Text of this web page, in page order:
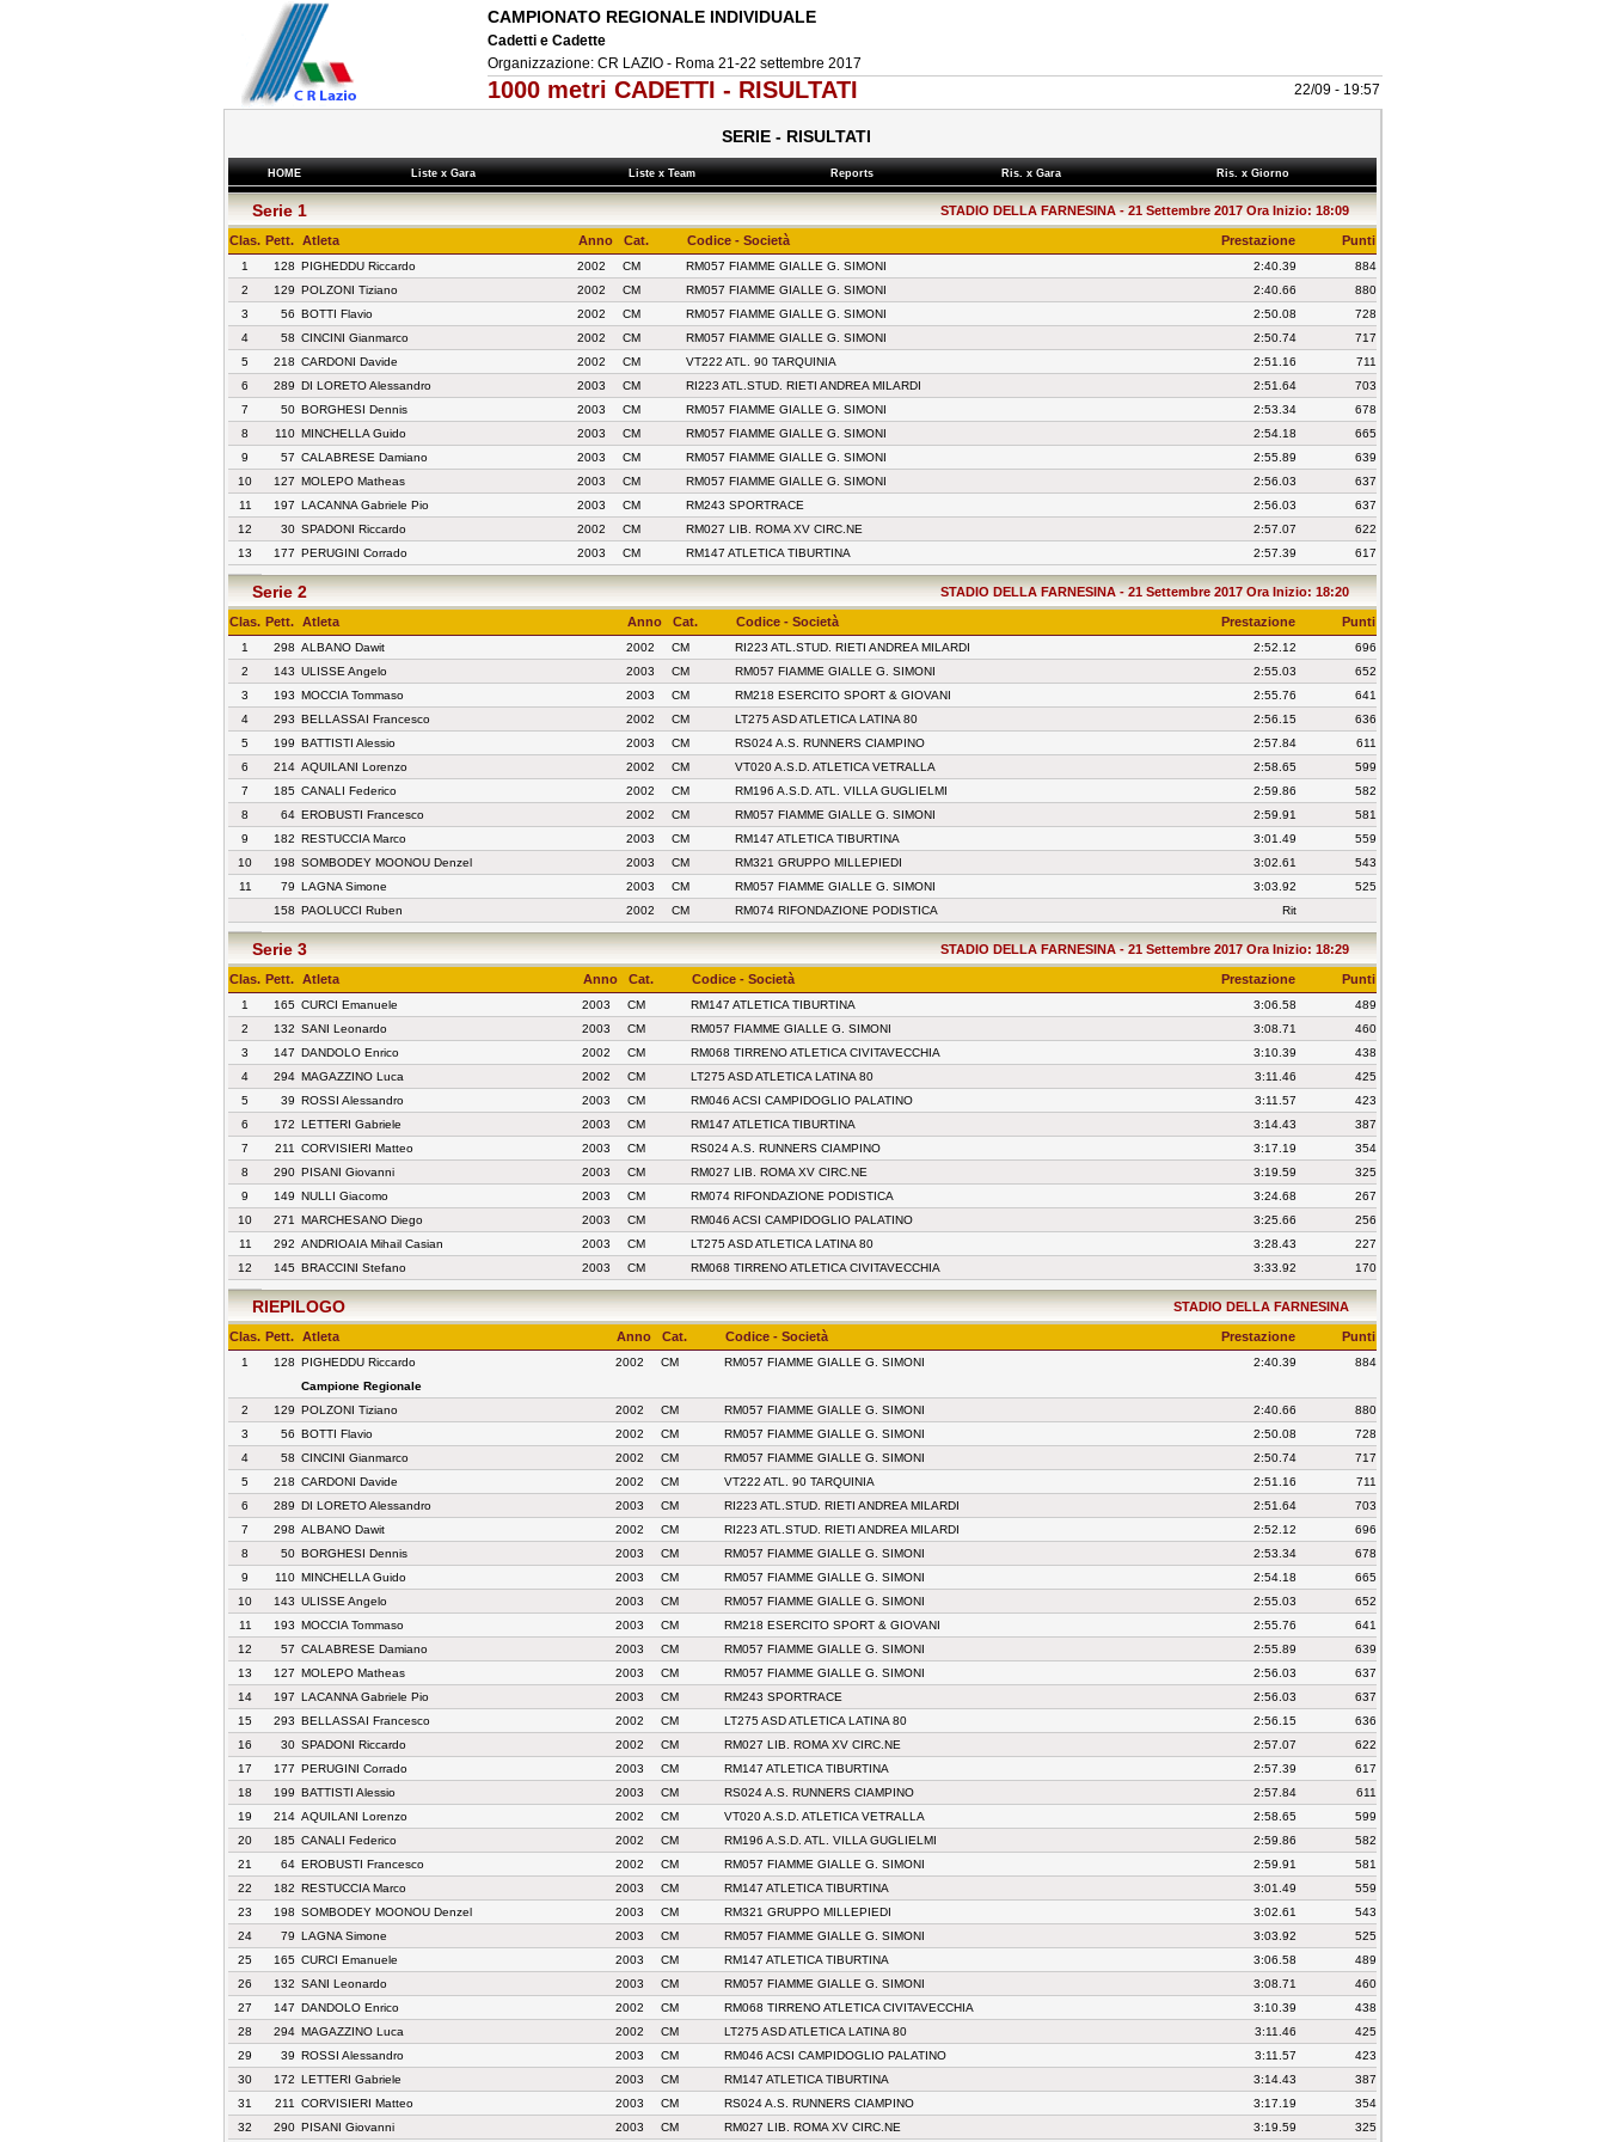
CAMPIONATO REGIONALE INDIVIDUALE
Cadetti e Cadette
Organizzazione: CR LAZIO - Roma 21-22 settembre 2017
1000 metri CADETTI - RISULTATI 22/09 - 19:57
SERIE - RISULTATI
HOME Liste x Gara Liste x Team Reports Ris. x Gara Ris. x Giorno
Serie 1 STADIO DELLA FARNESINA - 21 Settembre 2017 Ora Inizio: 18:09
Clas. Pett. Atleta Anno Cat. Codice - Società Prestazione Punti
1 128 PIGHEDDU Riccardo 2002 CM RM057 FIAMME GIALLE G. SIMONI 2:40.39
884
2
129 POLZONI Tiziano 2002 CM RM057 FIAMME GIALLE G. SIMONI 2:40.66
880
3
56 BOTTI Flavio 2002 CM RM057 FIAMME GIALLE G. SIMONI 2:50.08
728
4
58 CINCINI Gianmarco 2002 CM RM057 FIAMME GIALLE G. SIMONI 2:50.74
717
5
218 CARDONI Davide 2002 CM VT222 ATL. 90 TARQUINIA 2:51.16
711
6
289 DI LORETO Alessandro 2003 CM RI223 ATL.STUD. RIETI ANDREA MILARDI 2:51.64
703
7
50 BORGHESI Dennis 2003 CM RM057 FIAMME GIALLE G. SIMONI 2:53.34
678
8
110 MINCHELLA Guido 2003 CM RM057 FIAMME GIALLE G. SIMONI 2:54.18
665
9
57 CALABRESE Damiano 2003 CM RM057 FIAMME GIALLE G. SIMONI 2:55.89
639
10
127 MOLEPO Matheas 2003 CM RM057 FIAMME GIALLE G. SIMONI 2:56.03
637
11
197 LACANNA Gabriele Pio 2003 CM RM243 SPORTRACE 2:56.03
637
12
30 SPADONI Riccardo 2002 CM RM027 LIB. ROMA XV CIRC.NE 2:57.07
622
13
177 PERUGINI Corrado 2003 CM RM147 ATLETICA TIBURTINA 2:57.39 617
Serie 2 STADIO DELLA FARNESINA - 21 Settembre 2017 Ora Inizio: 18:20
Clas. Pett. Atleta Anno Cat. Codice - Società Prestazione Punti
1 298 ALBANO Dawit 2002 CM RI223 ATL.STUD. RIETI ANDREA MILARDI 2:52.12
696
2
143 ULISSE Angelo 2003 CM RM057 FIAMME GIALLE G. SIMONI 2:55.03
652
3
193 MOCCIA Tommaso 2003 CM RM218 ESERCITO SPORT & GIOVANI 2:55.76
641
4
293 BELLASSAI Francesco 2002 CM LT275 ASD ATLETICA LATINA 80 2:56.15
636
5
199 BATTISTI Alessio 2003 CM RS024 A.S. RUNNERS CIAMPINO 2:57.84
611
6
214 AQUILANI Lorenzo 2002 CM VT020 A.S.D. ATLETICA VETRALLA 2:58.65
599
7
185 CANALI Federico 2002 CM RM196 A.S.D. ATL. VILLA GUGLIELMI 2:59.86
582
8
64 EROBUSTI Francesco 2002 CM RM057 FIAMME GIALLE G. SIMONI 2:59.91
581
9
182 RESTUCCIA Marco 2003 CM RM147 ATLETICA TIBURTINA 3:01.49
559
10
198 SOMBODEY MOONOU Denzel 2003 CM RM321 GRUPPO MILLEPIEDI 3:02.61
543
11
79 LAGNA Simone 2003 CM RM057 FIAMME GIALLE G. SIMONI 3:03.92
525
158 PAOLUCCI Ruben 2002 CM RM074 RIFONDAZIONE PODISTICA Rit
Serie 3 STADIO DELLA FARNESINA - 21 Settembre 2017 Ora Inizio: 18:29
Clas. Pett. Atleta Anno Cat. Codice - Società Prestazione Punti
1 165 CURCI Emanuele 2003 CM RM147 ATLETICA TIBURTINA 3:06.58
489
2
132 SANI Leonardo 2003 CM RM057 FIAMME GIALLE G. SIMONI 3:08.71
460
3
147 DANDOLO Enrico 2002 CM RM068 TIRRENO ATLETICA CIVITAVECCHIA 3:10.39
438
4
294 MAGAZZINO Luca 2002 CM LT275 ASD ATLETICA LATINA 80 3:11.46
425
5
39 ROSSI Alessandro 2003 CM RM046 ACSI CAMPIDOGLIO PALATINO 3:11.57
423
6
172 LETTERI Gabriele 2003 CM RM147 ATLETICA TIBURTINA 3:14.43
387
7
211 CORVISIERI Matteo 2003 CM RS024 A.S. RUNNERS CIAMPINO 3:17.19
354
8
290 PISANI Giovanni 2003 CM RM027 LIB. ROMA XV CIRC.NE 3:19.59
325
9
149 NULLI Giacomo 2003 CM RM074 RIFONDAZIONE PODISTICA 3:24.68
267
10
271 MARCHESANO Diego 2003 CM RM046 ACSI CAMPIDOGLIO PALATINO 3:25.66
256
11
292 ANDRIOAIA Mihail Casian 2003 CM LT275 ASD ATLETICA LATINA 80 3:28.43
227
12
145 BRACCINI Stefano 2003 CM RM068 TIRRENO ATLETICA CIVITAVECCHIA 3:33.92 170
RIEPILOGO STADIO DELLA FARNESINA
Clas. Pett. Atleta Anno Cat. Codice - Società Prestazione Punti
1 128 PIGHEDDU Riccardo 2002 CM RM057 FIAMME GIALLE G. SIMONI 2:40.39
884
Campione Regionale
2
129 POLZONI Tiziano 2002 CM RM057 FIAMME GIALLE G. SIMONI 2:40.66
880
3
56 BOTTI Flavio 2002 CM RM057 FIAMME GIALLE G. SIMONI 2:50.08
728
4
58 CINCINI Gianmarco 2002 CM RM057 FIAMME GIALLE G. SIMONI 2:50.74
717
5
218 CARDONI Davide 2002 CM VT222 ATL. 90 TARQUINIA 2:51.16
711
6
289 DI LORETO Alessandro 2003 CM RI223 ATL.STUD. RIETI ANDREA MILARDI 2:51.64
703
7
298 ALBANO Dawit 2002 CM RI223 ATL.STUD. RIETI ANDREA MILARDI 2:52.12
696
8
50 BORGHESI Dennis 2003 CM RM057 FIAMME GIALLE G. SIMONI 2:53.34
678
9
110 MINCHELLA Guido 2003 CM RM057 FIAMME GIALLE G. SIMONI 2:54.18
665
10
143 ULISSE Angelo 2003 CM RM057 FIAMME GIALLE G. SIMONI 2:55.03
652
11
193 MOCCIA Tommaso 2003 CM RM218 ESERCITO SPORT & GIOVANI 2:55.76
641
12
57 CALABRESE Damiano 2003 CM RM057 FIAMME GIALLE G. SIMONI 2:55.89
639
13
127 MOLEPO Matheas 2003 CM RM057 FIAMME GIALLE G. SIMONI 2:56.03
637
14
197 LACANNA Gabriele Pio 2003 CM RM243 SPORTRACE 2:56.03
637
15
293 BELLASSAI Francesco 2002 CM LT275 ASD ATLETICA LATINA 80 2:56.15
636
16
30 SPADONI Riccardo 2002 CM RM027 LIB. ROMA XV CIRC.NE 2:57.07
622
17
177 PERUGINI Corrado 2003 CM RM147 ATLETICA TIBURTINA 2:57.39
617
18
199 BATTISTI Alessio 2003 CM RS024 A.S. RUNNERS CIAMPINO 2:57.84
611
19
214 AQUILANI Lorenzo 2002 CM VT020 A.S.D. ATLETICA VETRALLA 2:58.65
599
20
185 CANALI Federico 2002 CM RM196 A.S.D. ATL. VILLA GUGLIELMI 2:59.86
582
21
64 EROBUSTI Francesco 2002 CM RM057 FIAMME GIALLE G. SIMONI 2:59.91
581
22
182 RESTUCCIA Marco 2003 CM RM147 ATLETICA TIBURTINA 3:01.49
559
23
198 SOMBODEY MOONOU Denzel 2003 CM RM321 GRUPPO MILLEPIEDI 3:02.61
543
24
79 LAGNA Simone 2003 CM RM057 FIAMME GIALLE G. SIMONI 3:03.92
525
25
165 CURCI Emanuele 2003 CM RM147 ATLETICA TIBURTINA 3:06.58
489
26
132 SANI Leonardo 2003 CM RM057 FIAMME GIALLE G. SIMONI 3:08.71
460
27
147 DANDOLO Enrico 2002 CM RM068 TIRRENO ATLETICA CIVITAVECCHIA 3:10.39
438
28
294 MAGAZZINO Luca 2002 CM LT275 ASD ATLETICA LATINA 80 3:11.46
425
29
39 ROSSI Alessandro 2003 CM RM046 ACSI CAMPIDOGLIO PALATINO 3:11.57
423
30
172 LETTERI Gabriele 2003 CM RM147 ATLETICA TIBURTINA 3:14.43
387
31
211 CORVISIERI Matteo 2003 CM RS024 A.S. RUNNERS CIAMPINO 3:17.19
354
32
290 PISANI Giovanni 2003 CM RM027 LIB. ROMA XV CIRC.NE 3:19.59 325